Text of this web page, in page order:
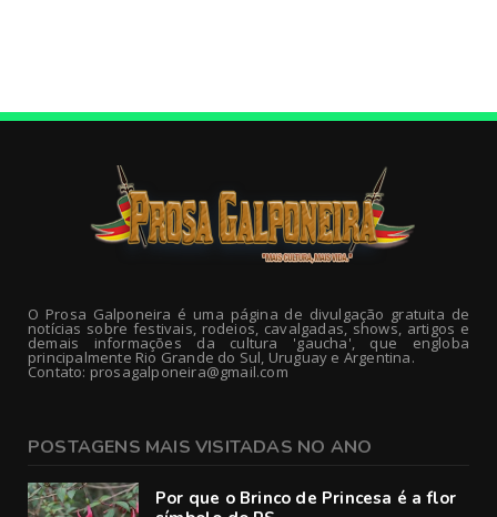
O Prosa Galponeira é uma página de divulgação gratuita de
notícias sobre festivais, rodeios, cavalgadas, shows, artigos e
demais informações da cultura 'gaucha', que engloba
principalmente Rio Grande do Sul, Uruguay e Argentina.
Contato: prosagalponeira@gmail.com
POSTAGENS MAIS VISITADAS NO ANO
Por que o Brinco de Princesa é a flor